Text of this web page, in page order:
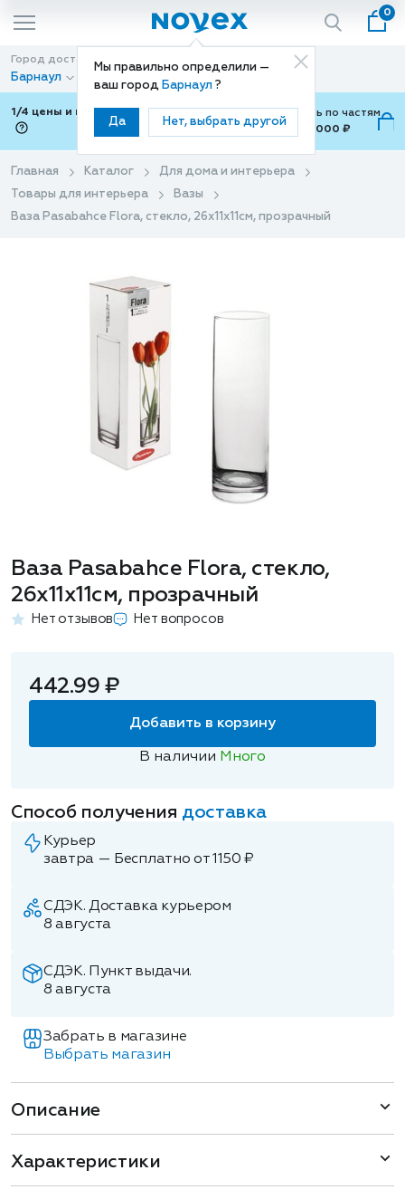
Мы правильно определили —
ваш город Барнаул ?
Да Нет, выбрать другой
0
Город доставки
Барнаул
Способ доставки
Доставка
1/4 цены и покупки ваши с Подели
Можно оплатить по частям
от 700 ₽ до 15,000 ₽
Главная Каталог
Для дома и интерьера
Товары для интерьера
Вазы
Ваза Pasabahce Flora, стекло, 26x11x11см, прозрачный
Ваза Pasabahce Flora, стекло,
26x11x11см, прозрачный
Нет отзывов Нет вопросов
442.99 ₽
Добавить в корзину
В наличии Много
Способ получения доставка
Курьер
завтра — Бесплатно от 1150 ₽
СДЭК. Доставка курьером
8 августа
СДЭК. Пункт выдачи.
8 августа
Забрать в магазине
Выбрать магазин
Описание
Характеристики